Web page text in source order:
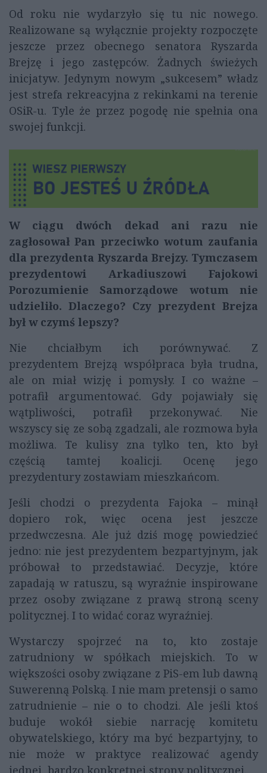
Od roku nie wydarzyło się tu nic nowego.
Realizowane są wyłącznie projekty rozpoczęte
jeszcze przez obecnego senatora Ryszarda
Brejzę i jego zastępców. Żadnych świeżych
inicjatyw. Jedynym nowym „sukcesem” władz
jest strefa rekreacyjna z rekinkami na terenie
OSiR-u. Tyle że przez pogodę nie spełnia ona
swojej funkcji.
W ciągu dwóch dekad ani razu nie
zagłosował Pan przeciwko wotum zaufania
dla prezydenta Ryszarda Brejzy. Tymczasem
prezydentowi Arkadiuszowi Fajokowi
Porozumienie Samorządowe wotum nie
udzieliło. Dlaczego? Czy prezydent Brejza
był w czymś lepszy?
Nie chciałbym ich porównywać. Z
prezydentem Brejzą współpraca była trudna,
ale on miał wizję i pomysły. I co ważne –
potrafił argumentować. Gdy pojawiały się
wątpliwości, potrafił przekonywać. Nie
wszyscy się ze sobą zgadzali, ale rozmowa była
możliwa. Te kulisy zna tylko ten, kto był
częścią tamtej koalicji. Ocenę jego
prezydentury zostawiam mieszkańcom.
Jeśli chodzi o prezydenta Fajoka – minął
dopiero rok, więc ocena jest jeszcze
przedwczesna. Ale już dziś mogę powiedzieć
jedno: nie jest prezydentem bezpartyjnym, jak
próbował to przedstawiać. Decyzje, które
zapadają w ratuszu, są wyraźnie inspirowane
przez osoby związane z prawą stroną sceny
politycznej. I to widać coraz wyraźniej.
Wystarczy spojrzeć na to, kto zostaje
zatrudniony w spółkach miejskich. To w
większości osoby związane z PiS-em lub dawną
Suwerenną Polską. I nie mam pretensji o samo
zatrudnienie – nie o to chodzi. Ale jeśli ktoś
buduje wokół siebie narrację komitetu
obywatelskiego, który ma być bezpartyjny, to
nie może w praktyce realizować agendy
jednej, bardzo konkretnej strony politycznej.